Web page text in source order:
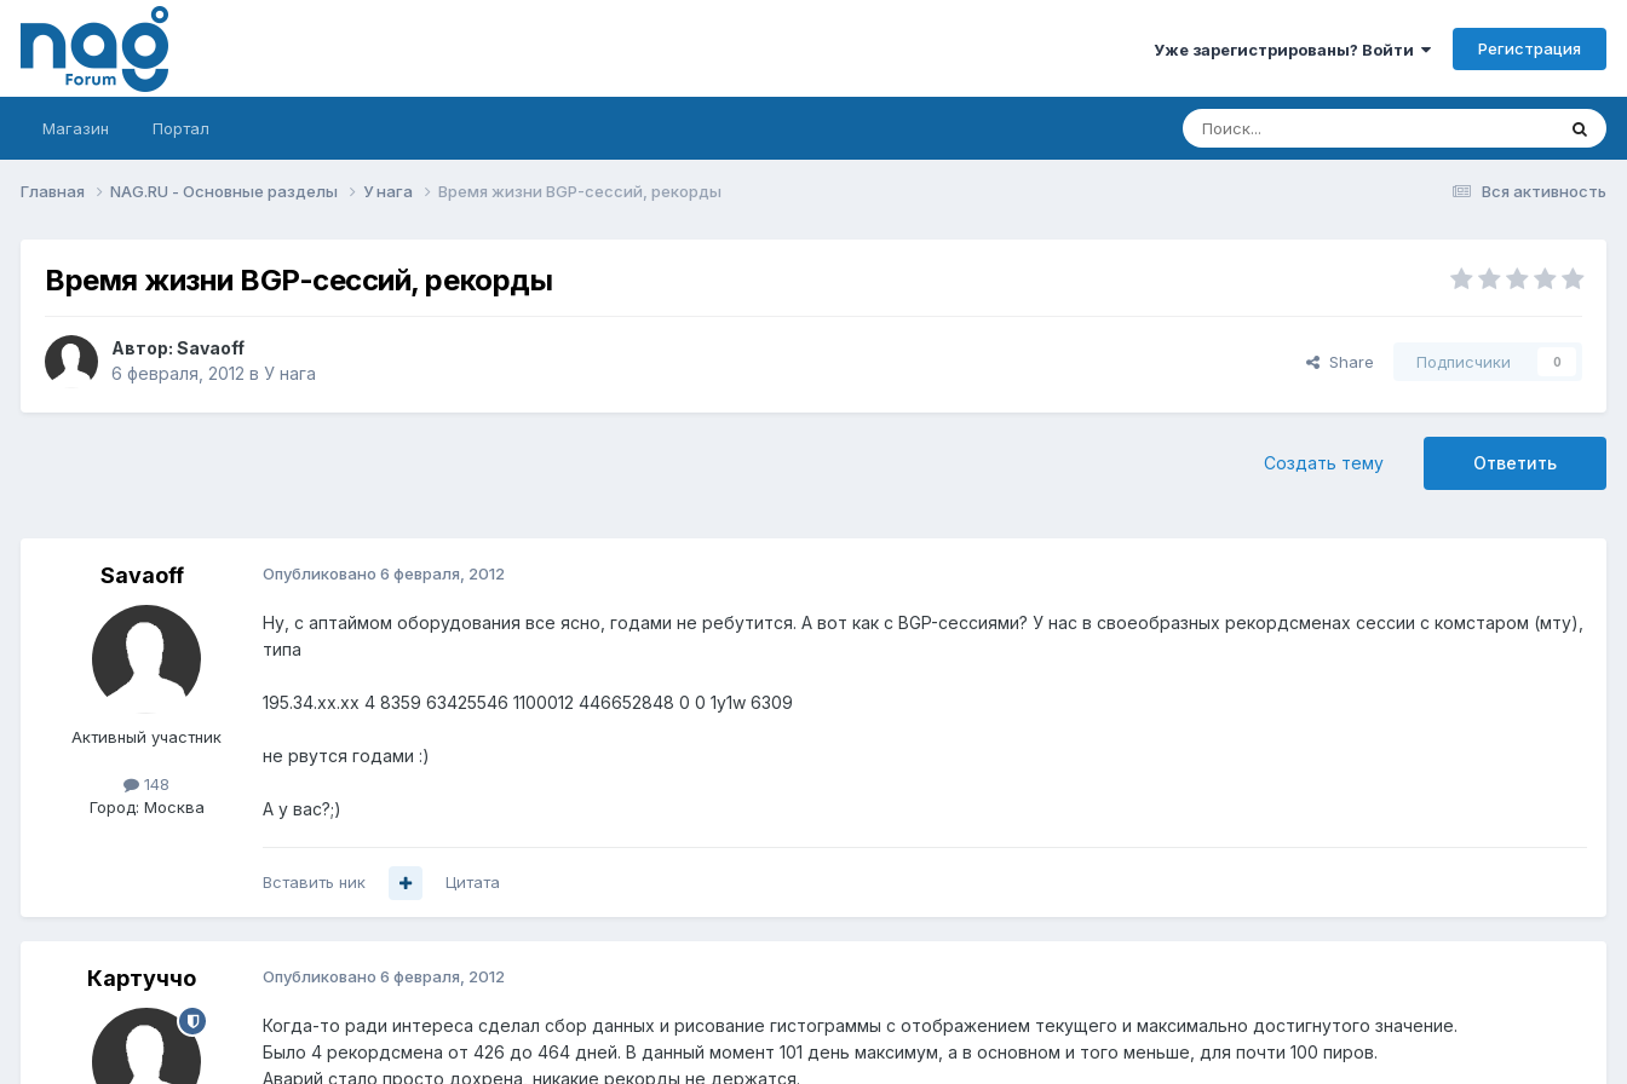
Уже зарегистрированы? Войти Регистрация
Магазин Портал
Вся активность
Главная NAG.RU - Основные разделы У нага Время жизни BGP-сессий, рекорды
Время жизни BGP-сессий, рекорды
Автор: Savaoff
6 февраля, 2012 в У нага
Share Подписчики 0
Ответить
Создать тему
Savaoff
Активный участник
148
Город: Москва
Опубликовано 6 февраля, 2012
Ну, с аптаймом оборудования все ясно, годами не ребутится. А вот как с BGP-сессиями? У нас в своеобразных рекордсменах сессии с комстаром (мту),
типа
195.34.хх.хх 4 8359 63425546 1100012 446652848 0 0 1y1w 6309
не рвутся годами :)
А у вас?;)
Вставить ник Цитата
Картуччо Опубликовано 6 февраля, 2012
Когда-то ради интереса сделал сбор данных и рисование гистограммы с отображением текущего и максимально достигнутого значение.
Было 4 рекордсмена от 426 до 464 дней. В данный момент 101 день максимум, а в основном и того меньше, для почти 100 пиров.
Аварий стало просто дохрена, никакие рекорды не держатся.